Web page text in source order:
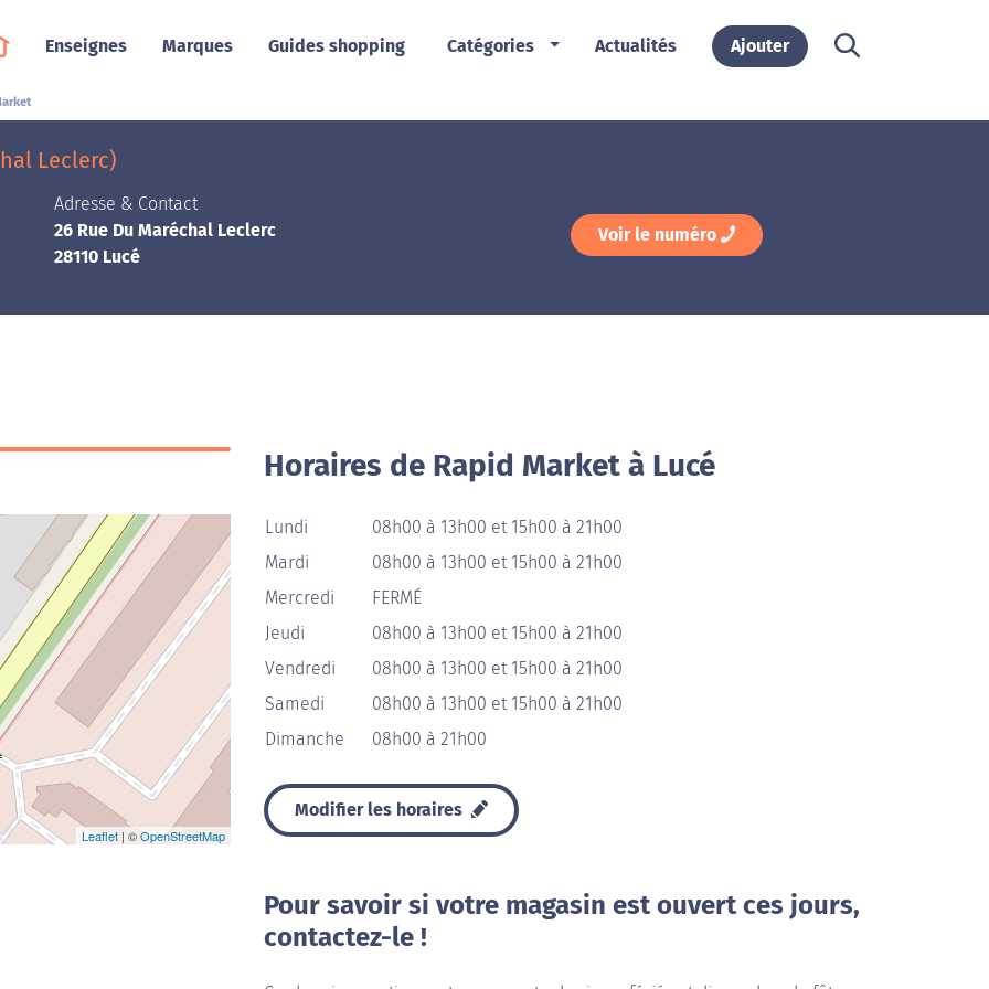
Enseignes Marques Guides shopping Catégories Actualités Ajouter
Leclerc)
Adresse & Contact
26 Rue Du Maréchal Leclerc
28110 Lucé
Voir le numéro
Leaflet | ©OpenStreetMap
Horaires de Rapid Market à Lucé
Lundi
08h00 à 13h00 et 15h00 à 21h00
Mardi
08h00 à 13h00 et 15h00 à 21h00
Mercredi
FERMÉ
Jeudi
08h00 à 13h00 et 15h00 à 21h00
Vendredi
08h00 à 13h00 et 15h00 à 21h00
Samedi
08h00 à 13h00 et 15h00 à 21h00
Dimanche
08h00 à 21h00
Modifier les horaires
Pour savoir si votre magasin est ouvert ces jours,
contactez-le !